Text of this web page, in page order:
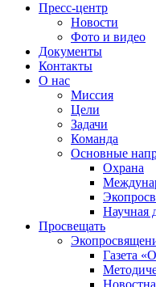
Пресс-центр
Новости
Фото и видео
Документы
Контакты
О нас
Миссия
Цели
Задачи
Команда
Основные
Охрана
Научная
Просвещать
Газета